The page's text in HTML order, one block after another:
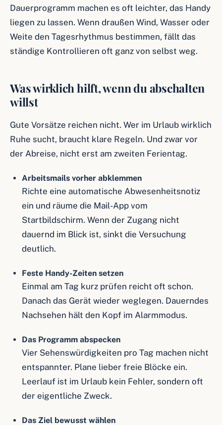
Dauerprogramm machen es oft leichter, das Handy
liegen zu lassen. Wenn draußen Wind, Wasser oder
Weite den Tagesrhythmus bestimmen, fällt das
ständige Kontrollieren oft ganz von selbst weg.
Was wirklich hilft, wenn du abschalten
willst
Gute Vorsätze reichen nicht. Wer im Urlaub wirklich
Ruhe sucht, braucht klare Regeln. Und zwar vor
der Abreise, nicht erst am zweiten Ferientag.
Arbeitsmails vorher abklemmen
Richte eine automatische Abwesenheitsnotiz
ein und räume die Mail-App vom
Startbildschirm. Wenn der Zugang nicht
dauernd im Blick ist, sinkt die Versuchung
deutlich.
Feste Handy-Zeiten setzen
Einmal am Tag kurz prüfen reicht oft schon.
Danach das Gerät wieder weglegen. Dauerndes
Nachsehen hält den Kopf im Alarmmodus.
Das Programm abspecken
Vier Sehenswürdigkeiten pro Tag machen nicht
entspannter. Plane lieber freie Blöcke ein.
Leerlauf ist im Urlaub kein Fehler, sondern oft
der eigentliche Zweck.
Das Ziel bewusst wählen